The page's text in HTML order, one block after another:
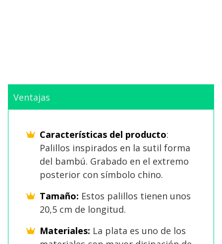
Ventajas
Características del producto:
Palillos inspirados en la sutil forma
del bambú. Grabado en el extremo
posterior con símbolo chino.
Tamaño: Estos palillos tienen unos
20,5 cm de longitud.
Materiales: La plata es uno de los